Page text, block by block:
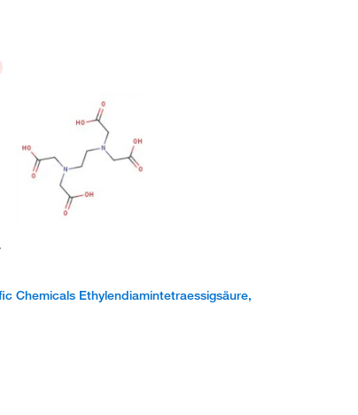
Chemicals Ethylendiamintetraessigsäure,